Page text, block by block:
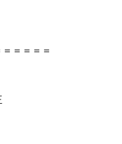
＝＝＝＝